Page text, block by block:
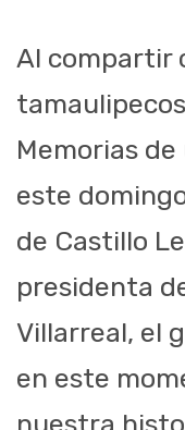
Al compartir
Memorias de
este
de Castillo
presidenta
Villarreal, el
en este